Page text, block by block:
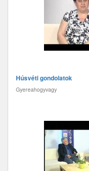
Húsvéti gondolatok
Gyereahogyvagy